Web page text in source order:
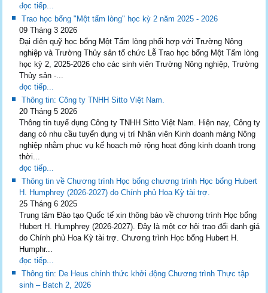
đọc tiếp...
Trao học bổng "Một tấm lòng" học kỳ 2 năm 2025 - 2026
09 Tháng 3 2026
Đại diện quỹ học bổng Một Tấm lòng phối hợp với Trường Nông
nghiệp và Trường Thủy sản tổ chức Lễ Trao học bổng Một Tấm lòng
học kỳ 2, 2025-2026 cho các sinh viên Trường Nông nghiệp, Trường
Thủy sản -...
đọc tiếp...
Thông tin: Công ty TNHH Sitto Việt Nam.
20 Tháng 5 2026
Thông tin tuyể dụng Công ty TNHH Sitto Việt Nam. Hiện nay, Công ty
đang có nhu cầu tuyển dụng vị trí Nhân viên Kinh doanh mảng Nông
nghiệp nhằm phục vụ kế hoạch mở rộng hoạt động kinh doanh trong
thời...
đọc tiếp...
Thông tin về Chương trình Học bổng chương trình Học bổng Hubert
H. Humphrey (2026-2027) do Chính phủ Hoa Kỳ tài trợ.
25 Tháng 6 2025
Trung tâm Đào tạo Quốc tế xin thông báo về chương trình Học bổng
Hubert H. Humphrey (2026-2027). Đây là một cơ hội trao đổi danh giá
do Chính phủ Hoa Kỳ tài trợ. Chương trình Học bổng Hubert H.
Humphr...
đọc tiếp...
Thông tin: De Heus chính thức khởi động Chương trình Thực tập
sinh – Batch 2, 2026